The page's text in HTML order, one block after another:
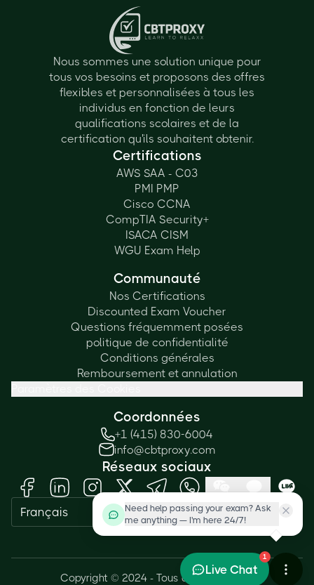
Nous sommes une solution unique pour
tous vos besoins et proposons des offres
flexibles et personnalisées à tous les
individus en fonction de leurs
qualifications scolaires et de la
certification qu'ils souhaitent obtenir.
Certifications
AWS SAA - C03
PMI PMP
Cisco CCNA
CompTIA Security+
ISACA CISM
WGU Exam Help
Communauté
Nos Certifications
Discounted Exam Voucher
Questions fréquemment posées
politique de confidentialité
Conditions générales
Remboursement et annulation
Coordonnées
+1 (415) 830-6004
info@cbtproxy.com
Réseaux sociaux
Français
Copyright © 2024 - Tous droits réservés.
Need help passing your exam? Ask
me anything — I'm here 24/7!
1
Live Chat